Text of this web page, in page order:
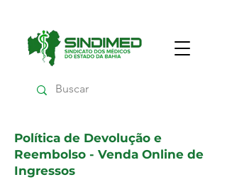
Política de Devolução e
Reembolso - Venda Online de
Ingressos